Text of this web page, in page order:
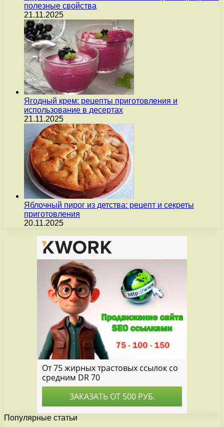
полезные свойства
21.11.2025
Ягодный крем: рецепты приготовления и
использование в десертах
21.11.2025
Яблочный пирог из детства: рецепт и секреты
приготовления
20.11.2025
Популярные статьи